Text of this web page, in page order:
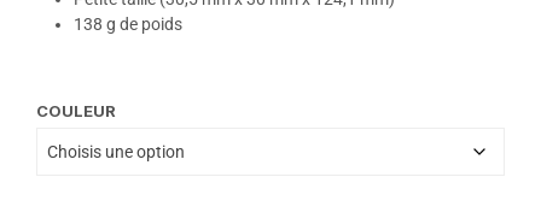
138 g de poids
COULEUR